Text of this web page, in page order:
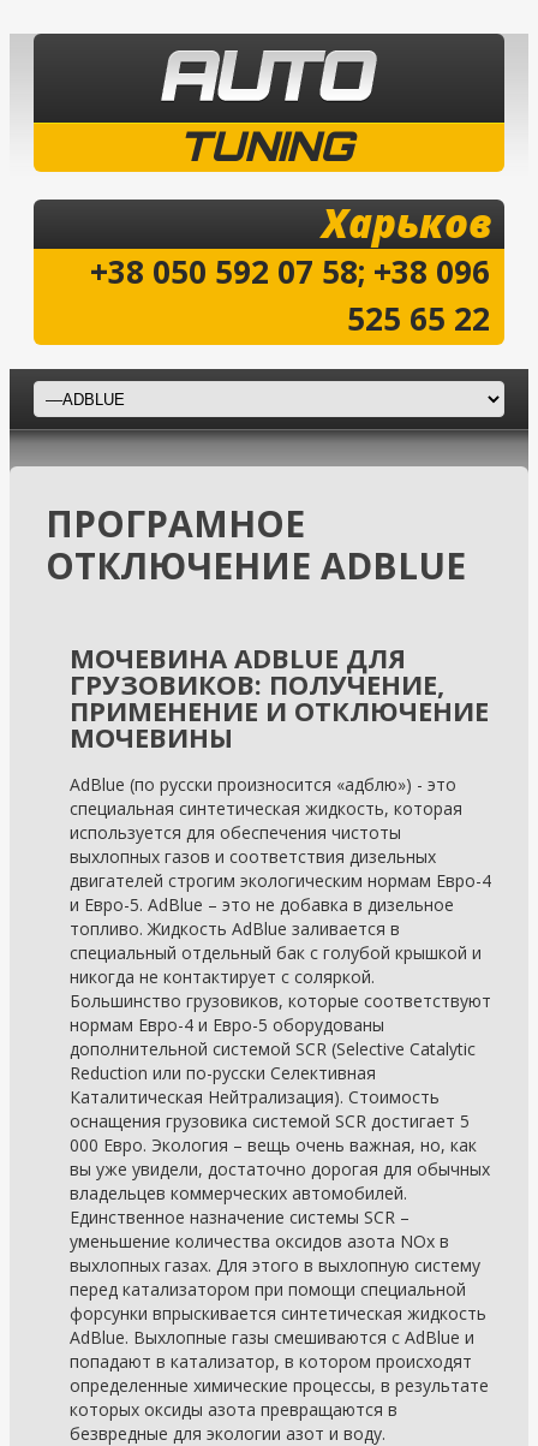
TUNING
Харьков
+38 050 592 07 58; +38 096
525 65 22
ПРОГРАМНОЕ
ОТКЛЮЧЕНИЕ ADBLUE
МОЧЕВИНА ADBLUE ДЛЯ
ГРУЗОВИКОВ: ПОЛУЧЕНИЕ,
ПРИМЕНЕНИЕ И ОТКЛЮЧЕНИЕ
МОЧЕВИНЫ
AdBlue (по русски произносится «адблю») - это
специальная синтетическая жидкость, которая
используется для обеспечения чистоты
выхлопных газов и соответствия дизельных
двигателей строгим экологическим нормам Евро-4
и Евро-5. AdBlue – это не добавка в дизельное
топливо. Жидкость AdBlue заливается в
специальный отдельный бак с голубой крышкой и
никогда не контактирует с соляркой.
Большинство грузовиков, которые соответствуют
нормам Евро-4 и Евро-5 оборудованы
дополнительной системой SCR (Selective Catalytic
Reduction или по-русски Селективная
Каталитическая Нейтрализация). Стоимость
оснащения грузовика системой SCR достигает 5
000 Евро. Экология – вещь очень важная, но, как
вы уже увидели, достаточно дорогая для обычных
владельцев коммерческих автомобилей.
Единственное назначение системы SCR –
уменьшение количества оксидов азота NOx в
выхлопных газах. Для этого в выхлопную систему
перед катализатором при помощи специальной
форсунки впрыскивается синтетическая жидкость
AdBlue. Выхлопные газы смешиваются с AdBlue и
попадают в катализатор, в котором происходят
определенные химические процессы, в результате
которых оксиды азота превращаются в
безвредные для экологии азот и воду.